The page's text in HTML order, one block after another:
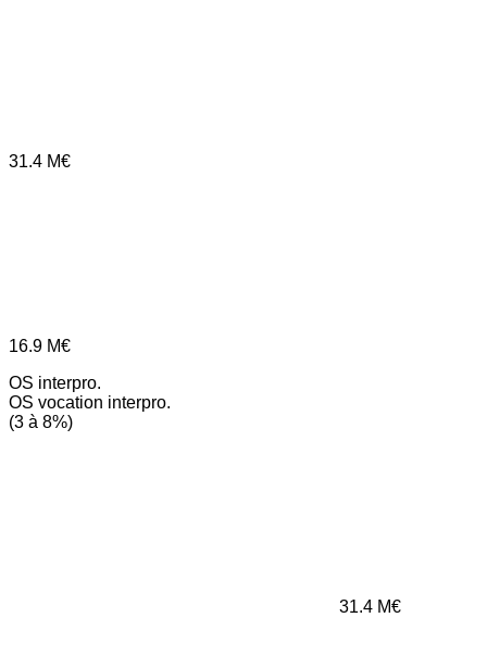
31.4 M€
16.9 M€
OS interpro.
OS vocation interpro.
(3 à 8%)
31.4 M€